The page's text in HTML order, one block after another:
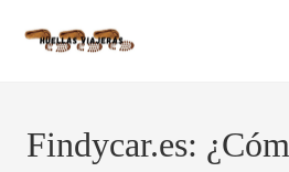
Findycar.es: